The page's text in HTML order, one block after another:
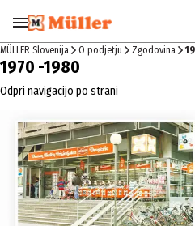
Preskoči na navigacijo
MÜLLER Slovenija O podjetju Zgodovina
1970 -1980
Odpri navigacijo po strani